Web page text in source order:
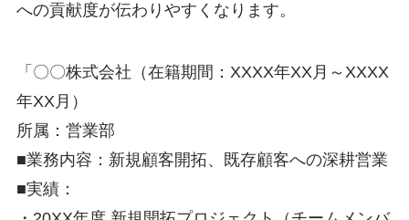
への貢献度が伝わりやすくなります。
「〇〇株式会社（在籍期間：XXXX年XX月～XXXX
年XX月）
所属：営業部
■業務内容：新規顧客開拓、既存顧客への深耕営業
■実績：